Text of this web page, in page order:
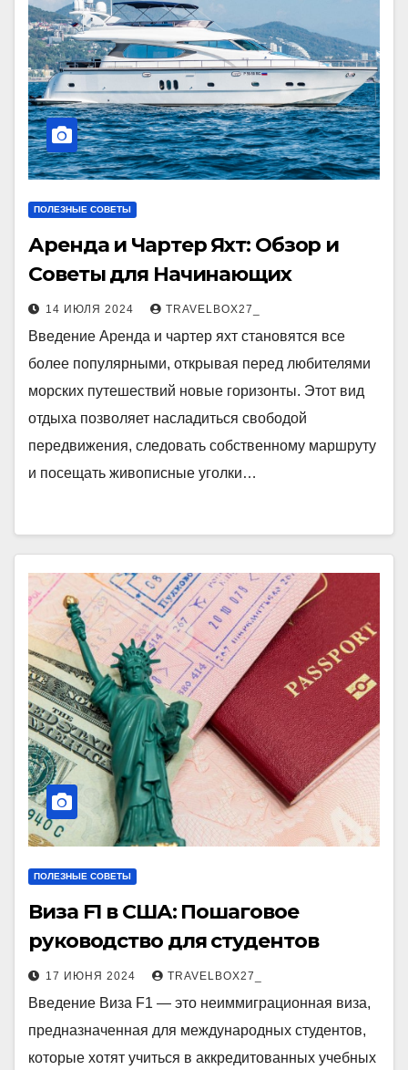
ПОЛЕЗНЫЕ СОВЕТЫ
Аренда и Чартер Яхт: Обзор и
Советы для Начинающих
14 ИЮЛЯ 2024 TRAVELBOX27_
Введение Аренда и чартер яхт становятся все
более популярными, открывая перед любителями
морских путешествий новые горизонты. Этот вид
отдыха позволяет насладиться свободой
передвижения, следовать собственному маршруту
и посещать живописные уголки…
ПОЛЕЗНЫЕ СОВЕТЫ
Виза F1 в США: Пошаговое
руководство для студентов
17 ИЮНЯ 2024 TRAVELBOX27_
Введение Виза F1 — это неиммиграционная виза,
предназначенная для международных студентов,
которые хотят учиться в аккредитованных учебных